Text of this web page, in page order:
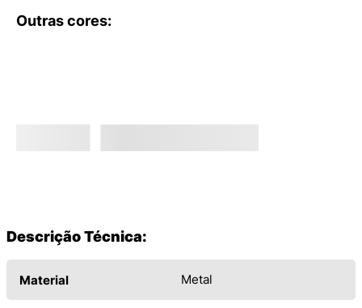
Outras cores:
Descrição Técnica:
Material Metal